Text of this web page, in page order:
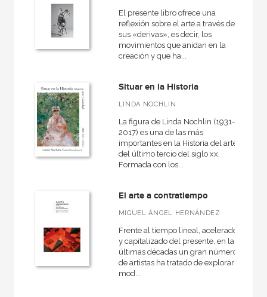
El presente libro ofrece una
reflexión sobre el arte a través de
sus «derivas», es decir, los
movimientos que anidan en la
creación y que ha...
Situar en la Historia
LINDA NOCHLIN
La figura de Linda Nochlin (1931-
2017) es una de las más
importantes en la Historia del arte
del último tercio del siglo xx.
Formada con los...
El arte a contratiempo
MIGUEL ÁNGEL HERNÁNDEZ
Frente al tiempo lineal, acelerado
y capitalizado del presente, en las
últimas décadas un gran número
de artistas ha tratado de explorar
mod...